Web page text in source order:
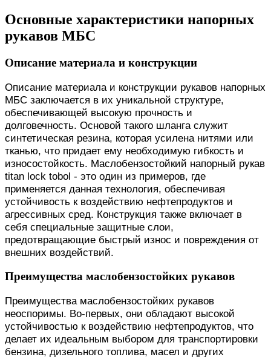
Основные характеристики напорных
рукавов МБС
Описание материала и конструкции
Описание материала и конструкции рукавов напорных
МБС заключается в их уникальной структуре,
обеспечивающей высокую прочность и
долговечность. Основой такого шланга служит
синтетическая резина, которая усилена нитями или
тканью, что придает ему необходимую гибкость и
износостойкость. Маслобензостойкий напорный рукав
titan lock tobol - это один из примеров, где
применяется данная технология, обеспечивая
устойчивость к воздействию нефтепродуктов и
агрессивных сред. Конструкция также включает в
себя специальные защитные слои,
предотвращающие быстрый износ и повреждения от
внешних воздействий.
Преимущества маслобензостойких рукавов
Преимущества маслобензостойких рукавов
неоспоримы. Во-первых, они обладают высокой
устойчивостью к воздействию нефтепродуктов, что
делает их идеальным выбором для транспортировки
бензина, дизельного топлива, масел и других